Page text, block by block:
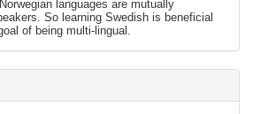
languages are mutually
So learning Swedish is beneficial
of being multi-lingual.